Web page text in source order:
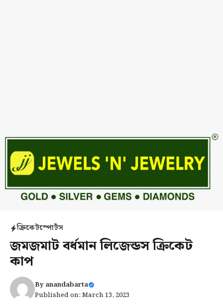
ক্রিকেটস্পোর্টস
জমজমাট বর্ধমান লিজেন্ডস ক্রিকেট
কাপ
Byanandabarta
Published on: March 13, 2023